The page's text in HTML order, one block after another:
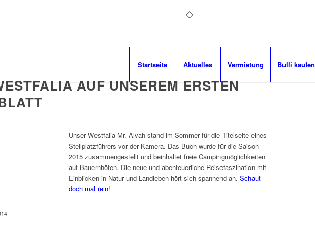
Startseite Aktuelles Vermietung Bulli kaufen
AUF UNSEREM ERSTEN
Unser Westfalia Mr. Alvah stand im Sommer für die Titelseite eines
Stellplatzführers vor der Kamera. Das Buch wurde für die Saison
2015 zusammengestellt und beinhaltet freie Campingmöglichkeiten
auf Bauernhöfen. Die neue und abenteuerliche Reisefaszination mit
Einblicken in Natur und Landleben hört sich spannend an.Schaut
doch mal rein!